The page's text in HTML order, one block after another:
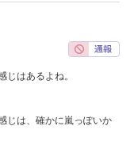
じはあるよね。
じは、確かに嵐っぽいか